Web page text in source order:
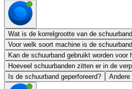
Wat is de korrelgrootte van de
Voor welk soort machine is de
Kan de schuurband gebruikt worden voor
Hoeveel schuurbanden zitten er in de
Is de schuurband geperforeerd?
Andere